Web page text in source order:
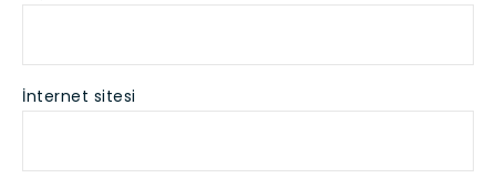
İnternet sitesi